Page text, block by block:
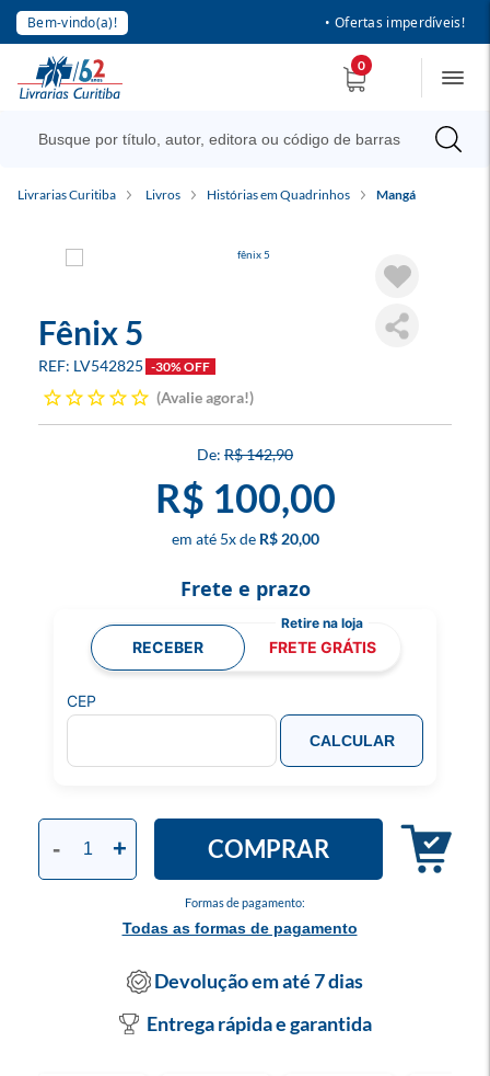
Bem-vindo(a)! • Ofertas imperdíveis!
0
Livrarias Curitiba Livros Histórias em Quadrinhos Mangá
Fênix 5
LV542825 -30% OFF
Avalie agora!
R$ 142,90
R$ 100,00
5x R$ 20,00
Formas de pagamento:
Todas as formas de pagamento
- + COMPRAR
Frete e prazo
RECEBER FRETE GRÁTIS
CEP
CALCULAR
Devolução em até 7 dias
Entrega rápida e garantida